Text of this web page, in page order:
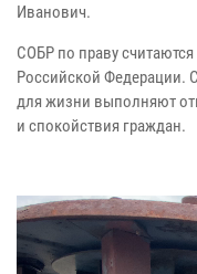
Иванович.
СОБР по праву
Российской Федерации.
для жизни выполняют
и спокойствия граждан.